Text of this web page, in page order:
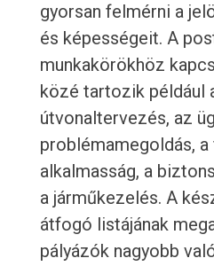
gyorsan felmérni a
és képességeit. A
munkakörökhöz
közé tartozik például
útvonaltervezés, az
problémamegoldás,
alkalmasság, a
a járműkezelés. A
átfogó listájának
pályázók nagyobb